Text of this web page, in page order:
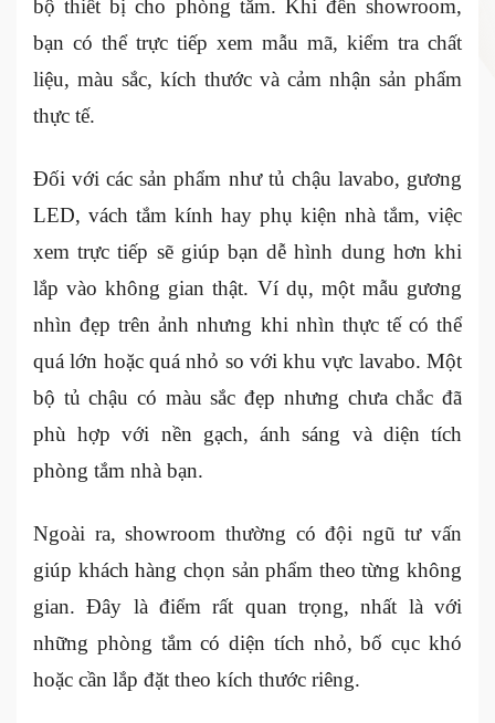
bộ thiết bị cho phòng tắm. Khi đến showroom,
bạn có thể trực tiếp xem mẫu mã, kiểm tra chất
liệu, màu sắc, kích thước và cảm nhận sản phẩm
thực tế.
Đối với các sản phẩm như tủ chậu lavabo, gương
LED, vách tắm kính hay phụ kiện nhà tắm, việc
xem trực tiếp sẽ giúp bạn dễ hình dung hơn khi
lắp vào không gian thật. Ví dụ, một mẫu gương
nhìn đẹp trên ảnh nhưng khi nhìn thực tế có thể
quá lớn hoặc quá nhỏ so với khu vực lavabo. Một
bộ tủ chậu có màu sắc đẹp nhưng chưa chắc đã
phù hợp với nền gạch, ánh sáng và diện tích
phòng tắm nhà bạn.
Ngoài ra, showroom thường có đội ngũ tư vấn
giúp khách hàng chọn sản phẩm theo từng không
gian. Đây là điểm rất quan trọng, nhất là với
những phòng tắm có diện tích nhỏ, bố cục khó
hoặc cần lắp đặt theo kích thước riêng.